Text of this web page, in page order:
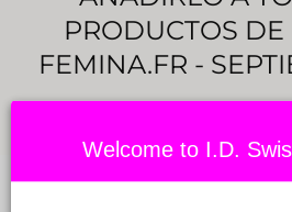
PRODUCTOS
FEMINA.FR -
Welcome to I.D.